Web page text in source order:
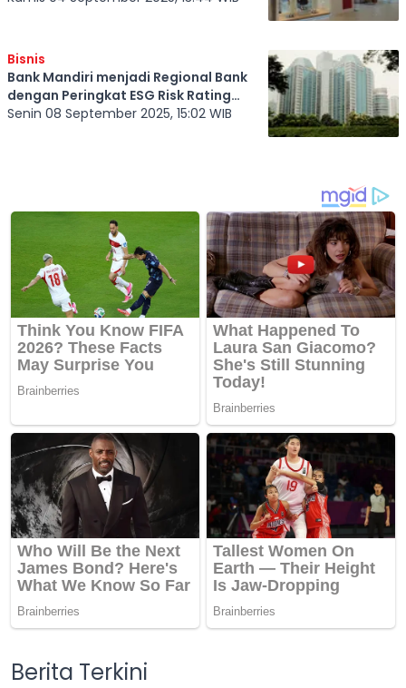
Bisnis
Bank Mandiri menjadi Regional Bank
dengan Peringkat ESG Risk Rating
Terbaik di ASEAN dari Lembaga
Senin 08 September 2025, 15:02 WIB
Berita Terkini